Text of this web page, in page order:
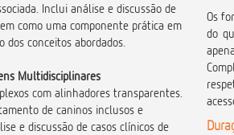
Inclui análise e discussão de
como uma componente prática em
dos conceitos abordados.
Multidisciplinares
com alinhadores transparentes.
de caninos inclusos e
e discussão de casos clínicos de
Os
do